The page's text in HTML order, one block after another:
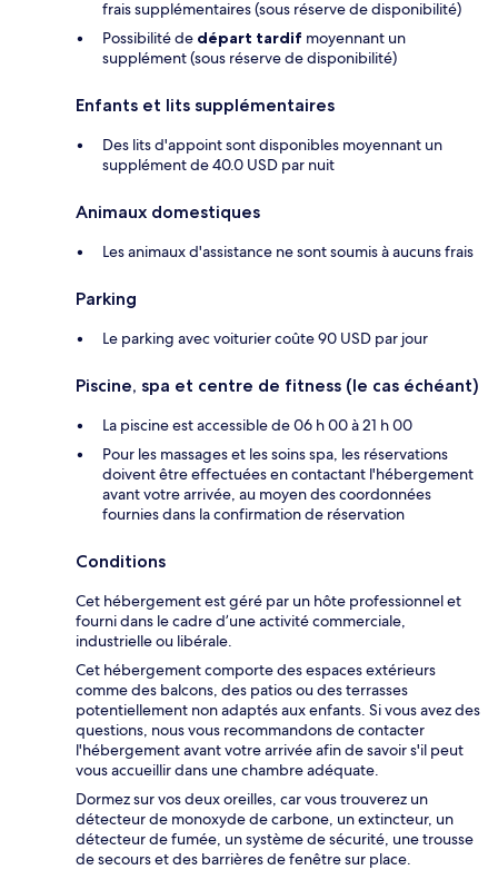
frais supplémentaires (sous réserve de disponibilité)
Possibilité de départ tardif moyennant un
supplément (sous réserve de disponibilité)
Enfants et lits supplémentaires
Des lits d'appoint sont disponibles moyennant un
supplément de 40.0 USD par nuit
Animaux domestiques
Les animaux d'assistance ne sont soumis à aucuns frais
Parking
Le parking avec voiturier coûte 90 USD par jour
Piscine, spa et centre de fitness (le cas échéant)
La piscine est accessible de 06 h 00 à 21 h 00
Pour les massages et les soins spa, les réservations
doivent être effectuées en contactant l'hébergement
avant votre arrivée, au moyen des coordonnées
fournies dans la confirmation de réservation
Conditions
Cet hébergement est géré par un hôte professionnel et
fourni dans le cadre d’une activité commerciale,
industrielle ou libérale.
Cet hébergement comporte des espaces extérieurs
comme des balcons, des patios ou des terrasses
potentiellement non adaptés aux enfants. Si vous avez des
questions, nous vous recommandons de contacter
l'hébergement avant votre arrivée afin de savoir s'il peut
vous accueillir dans une chambre adéquate.
Dormez sur vos deux oreilles, car vous trouverez un
détecteur de monoxyde de carbone, un extincteur, un
détecteur de fumée, un système de sécurité, une trousse
de secours et des barrières de fenêtre sur place.